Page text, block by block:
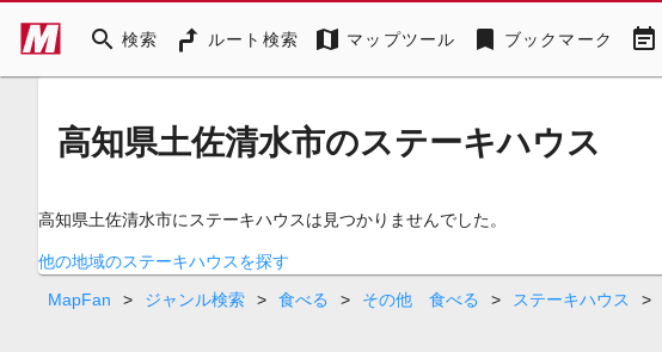
search 検索 ルート検索 map マップツール bookmark ブックマーク event_note
高知県土佐清水市のステーキハウス
高知県土佐清水市にステーキハウスは見つかりませんでした。
他の地域のステーキハウスを探す
MapFan
> ジャンル検索 > 食べる > その他 食べる > ステーキハウス >